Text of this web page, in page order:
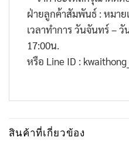
ฝ่ายลูกค้าสัมพันธ์ : หมาย
เวลาทำการ วันจันทร์ – วั
17:00น.
หรือ Line ID :
สินค้าที่เกี่ยวข้อง